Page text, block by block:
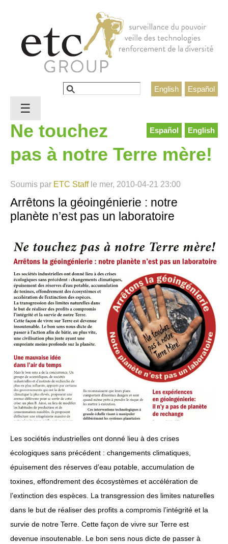
Español
English
Formulaire de recherche
Rechercher
English
Español
Ne touchez
pas à notre Terre mère!
Soumis par ETC Staffle mer, 2010-04-21 23:00
Arrêtons la géoingénierie : notre
planète n’est pas un laboratoire
Les sociétés industrielles ont donné lieu à des crises
écologiques sans précédent : changements climatiques,
épuisement des réserves d’eau potable, accumulation de
toxines, effondrement des écosystèmes et accélération de
l’extinction des espèces. La transgression des limites naturelles
dans le but de réaliser des profits a compromis l’intégrité et la
survie de notre Terre. Cette façon de vivre sur Terre est
devenue insoutenable. Le bon sens nous dicte de passer à
☰